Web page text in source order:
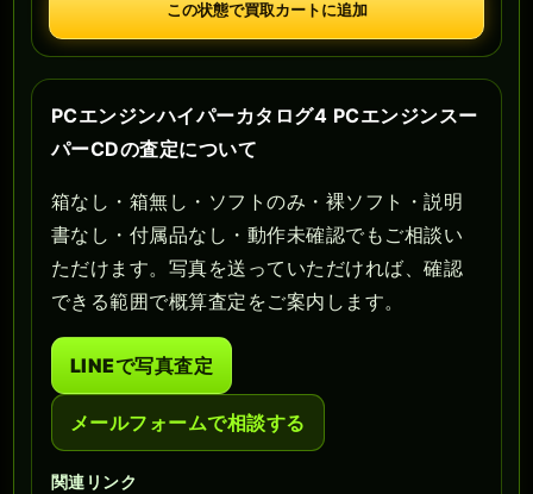
この状態で買取カートに追加
PCエンジンハイパーカタログ4 PCエンジンスー
パーCDの査定について
箱なし・箱無し・ソフトのみ・裸ソフト・説明
書なし・付属品なし・動作未確認でもご相談い
ただけます。写真を送っていただければ、確認
できる範囲で概算査定をご案内します。
LINEで写真査定
メールフォームで相談する
関連リンク